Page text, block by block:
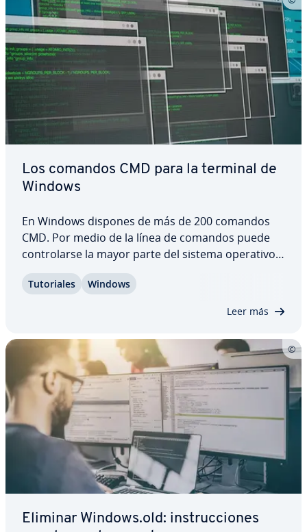
Los comandos CMD para la terminal de
Windows
En Windows dispones de más de 200 comandos
CMD. Por medio de la línea de comandos puede
co­n­tro­lar­se la mayor parte del sistema operativo,
comandos de la consola de Windows permiten
Tu­to­ria­les Windows
Leer más
Eliminar Windows.old: in­s­tru­c­cio­nes